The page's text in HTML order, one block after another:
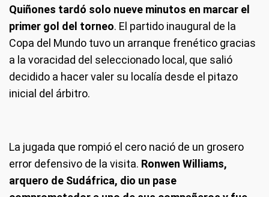
Quiñones tardó solo nueve minutos en marcar el
primer gol del torneo. El partido inaugural de la
Copa del Mundo tuvo un arranque frenético gracias
a la voracidad del seleccionado local, que salió
decidido a hacer valer su localía desde el pitazo
inicial del árbitro.
La jugada que rompió el cero nació de un grosero
error defensivo de la visita. Ronwen Williams,
arquero de Sudáfrica, dio un pase